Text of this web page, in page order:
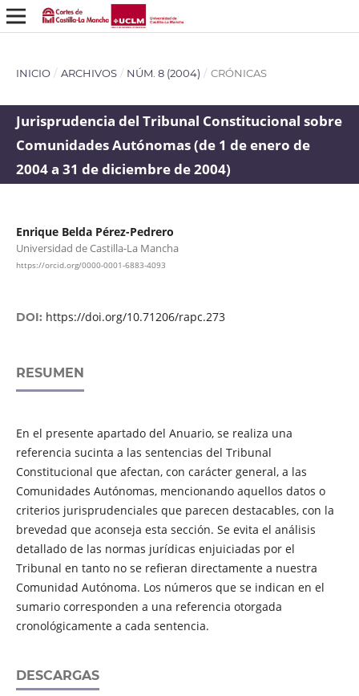
INICIO / ARCHIVOS / NÚM. 8 (2004) / CRÓNICAS
Jurisprudencia del Tribunal Constitucional sobre
Comunidades Autónomas (de 1 de enero de
2004 a 31 de diciembre de 2004)
Enrique Belda Pérez-Pedrero
Universidad de Castilla-La Mancha
https://orcid.org/0000-0001-6883-4093
DOI: https://doi.org/10.71206/rapc.273
RESUMEN
En el presente apartado del Anuario, se realiza una
referencia sucinta a las sentencias del Tribunal
Constitucional que afectan, con carácter general, a las
Comunidades Autónomas, mencionando aquellos datos o
criterios jurisprudenciales que parecen destacables, con la
brevedad que aconseja esta sección. Se evita el análisis
detallado de las normas jurídicas enjuiciadas por el
Tribunal en tanto no se refieran directamente a nuestra
Comunidad Autónoma. Los números que se indican en el
sumario corresponden a una referencia otorgada
cronológicamente a cada sentencia.
DESCARGAS